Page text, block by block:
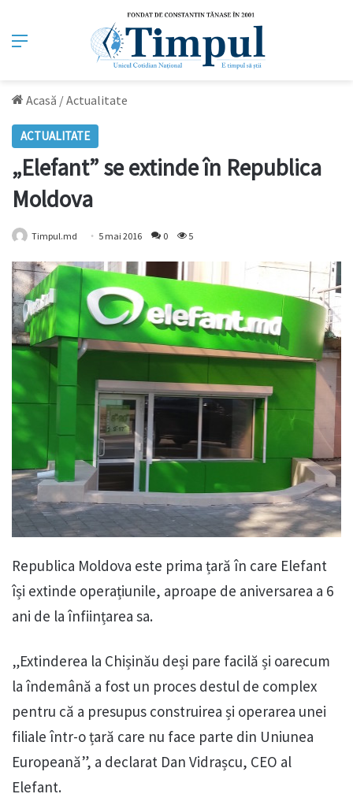
Meniu
Acasă /Actualitate
ACTUALITATE
„Elefant” se extinde în Republica
Moldova
Timpul.md 5 mai 2016 0 5
Republica Moldova este prima țară în care Elefant
își extinde operațiunile, aproape de aniversarea a 6
ani de la înființarea sa.
„Extinderea la Chișinău deși pare facilă și oarecum
la îndemână a fost un proces destul de complex
pentru că a presupus construirea și operarea unei
filiale într-o țară care nu face parte din Uniunea
Europeană”, a declarat Dan Vidrașcu, CEO al
Elefant.